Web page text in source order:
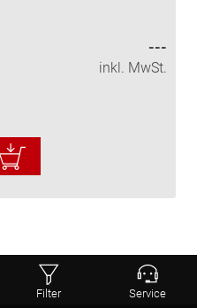
---
inkl. MwSt.
Filter Service